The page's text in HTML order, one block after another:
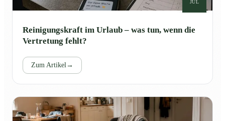
JUL
Reinigungskraft im Urlaub – was tun, wenn die
Vertretung fehlt?
Zum Artikel→